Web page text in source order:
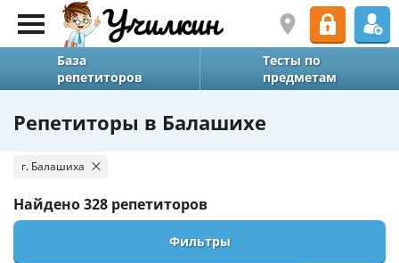
База
репетиторов
Тесты по
предметам
Репетиторы в Балашихе
г. Балашиха
Найдено328 репетиторов
Фильтры